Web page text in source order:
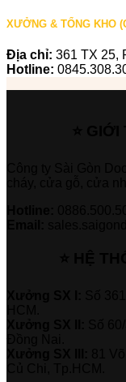
XƯỞNG & TỔNG KHO
Địa chỉ: 361 TX 25,
Hotline: